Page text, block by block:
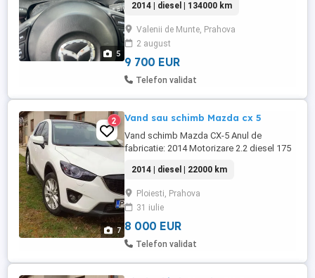
5
- în creștere Masina arata si se prezinta în
stare perfectă și dispune de urmatoarele
dotari: - Faruri Bi-Xenon - Scaune cu
memorie, electrice si încălzite - Camera de
marșarier - ...
2014 | diesel | 134000 km
Valenii de Munte, Prahova
2 august
9 700 EUR
Telefon validat
7
2 Vand sau schimb Mazda cx 5
Vand schimb Mazda CX-5 Anul de
fabricatie: 2014 Motorizare 2.2 diesel 175
schimba impecabil !! Rulaj 222200 REALI !!
4x4 AWD permanent, trag toate cele 4 roti
Echiparea Sportsline cu toate dotarile
posibile !! Scaune din piele negru
perforata, foarte confortabila ...
2014 | diesel | 22000 km
Ploiesti, Prahova
31 iulie
8 000 EUR
Telefon validat